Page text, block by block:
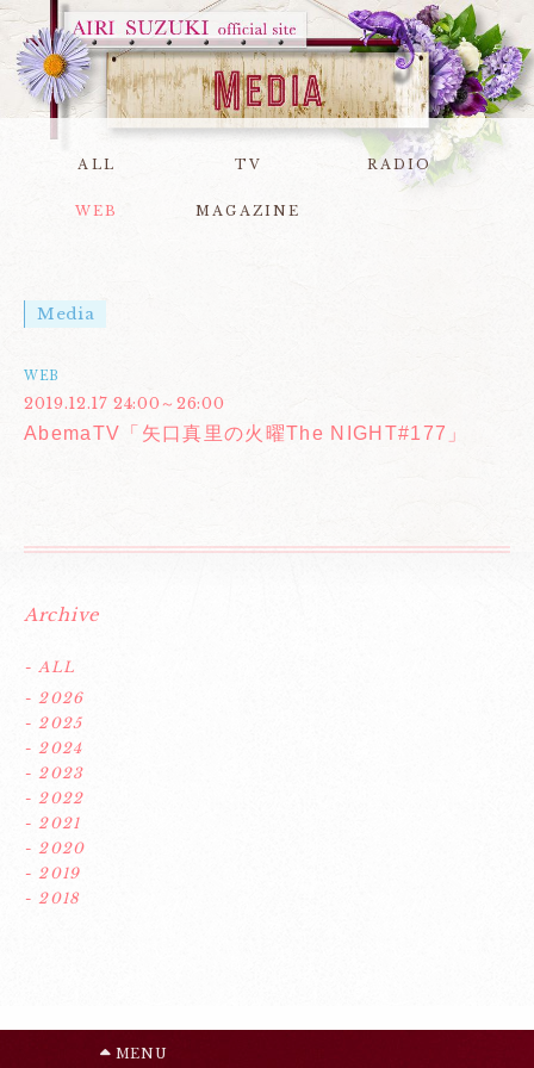
ALL TV RADIO
WEB MAGAZINE
Media
WEB
2019.12.17 24:00～26:00
AbemaTV「矢口真里の火曜The NIGHT#177」
Archive
- ALL
- 2026
- 2025
- 2024
- 2023
- 2022
- 2021
- 2020
- 2019
- 2018
MENU